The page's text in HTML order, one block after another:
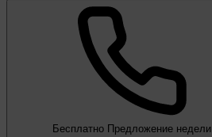
Бесплатно Предложение недели